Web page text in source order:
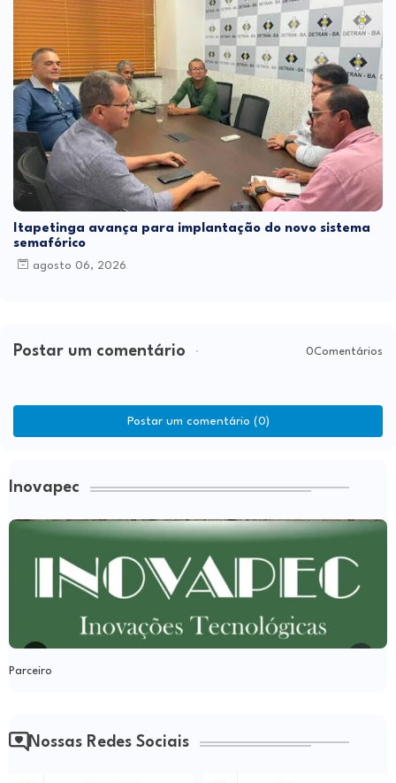
Itapetinga avança para implantação do novo sistema
semafórico
agosto 06, 2026
Postar um comentário 0Comentários
Postar um comentário (0)
Inovapec
Parceiro
Nossas Redes Sociais